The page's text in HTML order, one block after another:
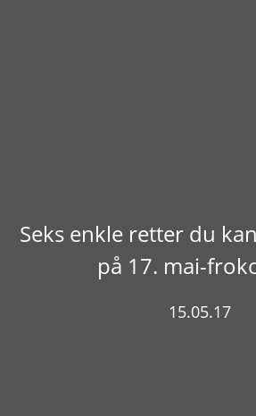
Seks enkle retter du
på 17. mai-
15.05.17